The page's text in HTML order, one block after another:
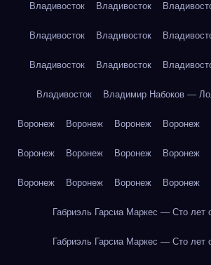
Владивосток Владивосток
Владивосток Владивосток
Владивосток Владивосток
Владивосток Владимир Набоков —
Воронеж Воронеж Воронеж Воронеж
Воронеж Воронеж Воронеж Воронеж
Воронеж Воронеж Воронеж Воронеж
Габриэль Гарсиа Маркес — Сто лет
Габриэль Гарсиа Маркес — Сто лет